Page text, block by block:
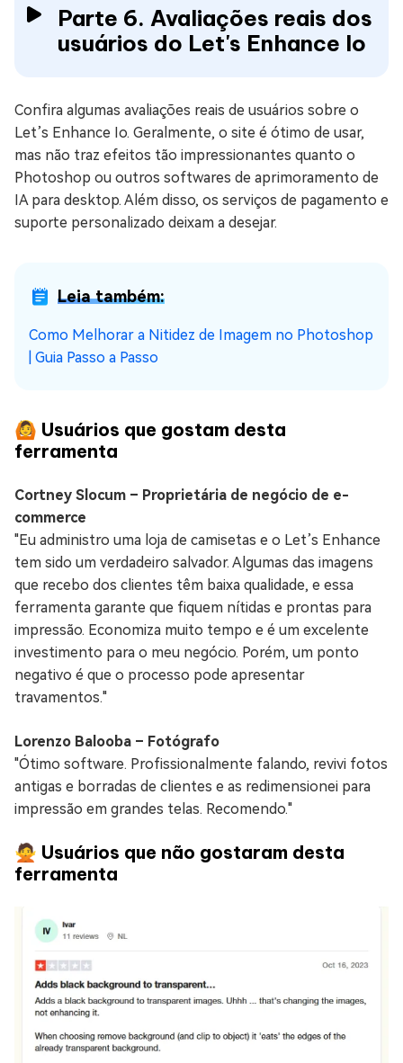
Parte 6. Avaliações reais dos
usuários do Let's Enhance Io
Confira algumas avaliações reais de usuários sobre o
Let’s Enhance Io. Geralmente, o site é ótimo de usar,
mas não traz efeitos tão impressionantes quanto o
Photoshop ou outros softwares de aprimoramento de
IA para desktop. Além disso, os serviços de pagamento e
suporte personalizado deixam a desejar.
Leia também:
Como Melhorar a Nitidez de Imagem no Photoshop
| Guia Passo a Passo
🙆 Usuários que gostam desta
ferramenta
Cortney Slocum – Proprietária de negócio de e-
commerce
"Eu administro uma loja de camisetas e o Let’s Enhance
tem sido um verdadeiro salvador. Algumas das imagens
que recebo dos clientes têm baixa qualidade, e essa
ferramenta garante que fiquem nítidas e prontas para
impressão. Economiza muito tempo e é um excelente
investimento para o meu negócio. Porém, um ponto
negativo é que o processo pode apresentar
travamentos."
Lorenzo Balooba – Fotógrafo
"Ótimo software. Profissionalmente falando, revivi fotos
antigas e borradas de clientes e as redimensionei para
impressão em grandes telas. Recomendo."
🙅 Usuários que não gostaram desta
ferramenta